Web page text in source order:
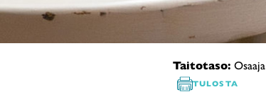
Taitotaso: Osaaja
TULOSTA